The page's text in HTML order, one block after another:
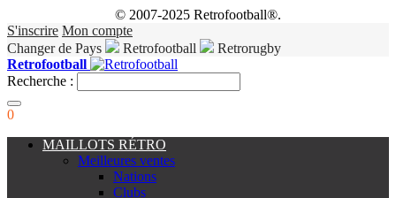
© 2007-2025 Retrofootball®.
S'inscrire Mon compte
Changer de Pays
Retrofootball
Retrorugby
Retrofootball
Recherche :
0
MAILLOTS RÉTRO
Meilleures ventes
Nations
Clubs